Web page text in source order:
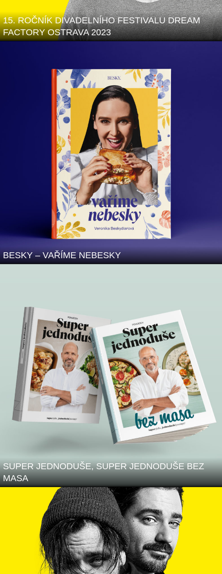
15. ROČNÍK DIVADELNÍHO FESTIVALU DREAM
FACTORY OSTRAVA 2023
BESKY – VAŘÍME NEBESKY
SUPER JEDNODUŠE, SUPER JEDNODUŠE BEZ
MASA